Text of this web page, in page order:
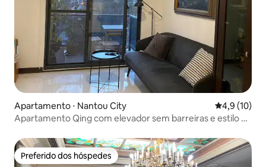
Apartamento ⋅ Nantou City 4,9 de uma
4,9 (10)
Apartamento Qing com elevador sem barreiras e estilo de
casais/famílias/animais de estimação)
Preferido dos hóspedes
Preferido dos hóspedes